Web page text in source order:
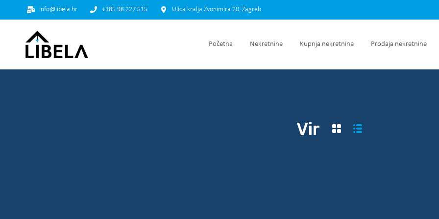
Početna Nekretnine Kupnja nekretnine Prodaja
info@libela.hr +385 98 227 515 Ulica kralja Zvonimira 20, Zagreb
Početna Nekretnine Kupnja nekretnine Prodaja nekretnine
Vir